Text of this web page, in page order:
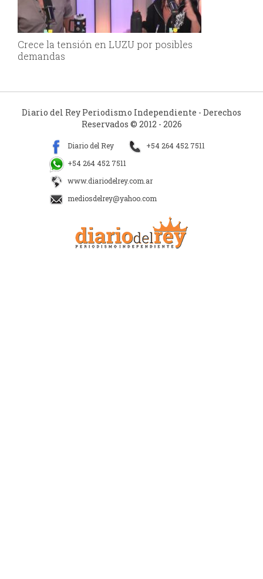
Crece la tensión en LUZU por posibles
demandas
Diario del Rey Periodismo Independiente - Derechos
Reservados © 2012 - 2026
Diario del Rey
+54 264 452 7511
+54 264 452 7511
www.diariodelrey.com.ar
mediosdelrey@yahoo.com